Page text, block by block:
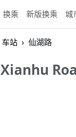
换乘 新版换乘 城
车站 仙湖路
Xianhu